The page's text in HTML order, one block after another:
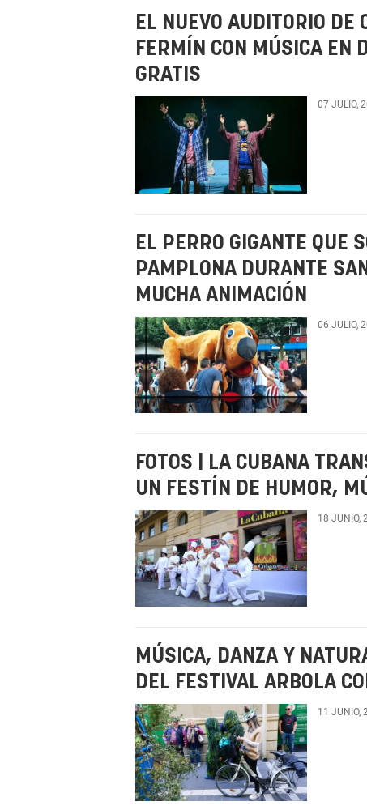
EL NUEVO AUDITORIO DE
FERMÍN CON MÚSICA EN
GRATIS
07 JULIO,
EL PERRO GIGANTE QUE
PAMPLONA DURANTE
MUCHA ANIMACIÓN
06 JULIO,
FOTOS | LA CUBANA
UN FESTÍN DE HUMOR,
18 JUNIO,
MÚSICA, DANZA Y
DEL FESTIVAL ARBOLA
11 JUNIO,